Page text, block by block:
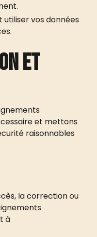
vos données
et
et mettons
raisonnables
la correction ou
à